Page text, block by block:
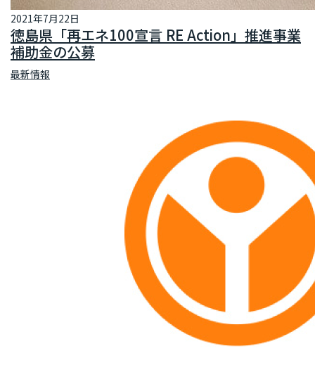
2021年7月22日
徳島県「再エネ100宣言 RE Action」推進事業
補助金の公募
最新情報